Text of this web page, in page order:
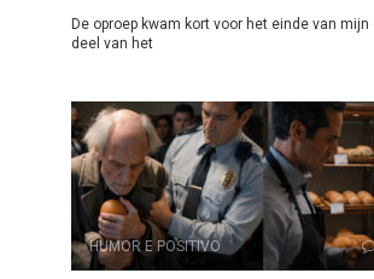
De oproep kwam kort voor het einde van mijn
deel van het
HUMOR E POSITIVO